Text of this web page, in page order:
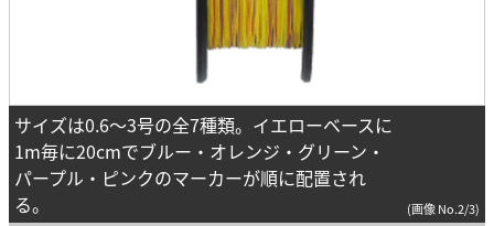
サイズは0.6～3号の全7種類。イエローベースに
1m毎に20cmでブルー・オレンジ・グリーン・
パープル・ピンクのマーカーが順に配置され
る。
(画像 No.2/3)